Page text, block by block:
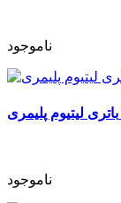
ناموجود
ناموجود